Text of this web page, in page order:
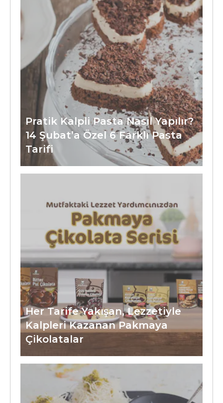
Pratik Kalpli Pasta Nasıl Yapılır?
14 Şubat’a Özel 6 Farklı Pasta
Tarifi
Her Tarife Yakışan, Lezzetiyle
Kalpleri Kazanan Pakmaya
Çikolatalar